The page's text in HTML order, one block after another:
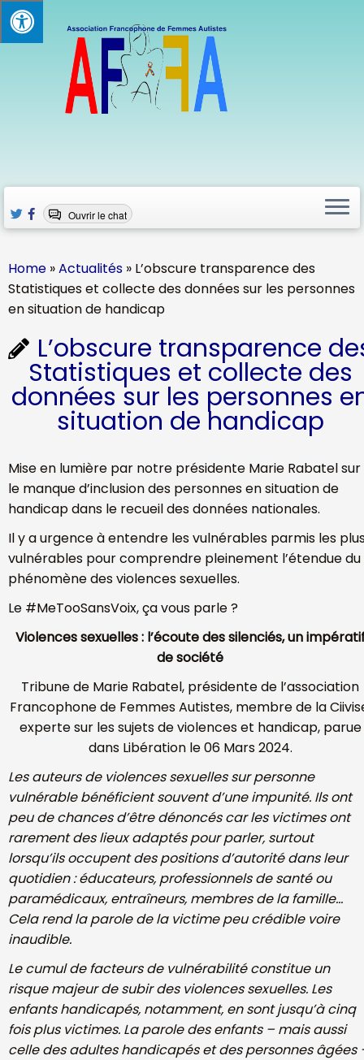
Skip
to
Ouvrir le chat
Home »Actualités » L’obscure transparence des
Statistiques et collecte des données sur les personnes
en situation de handicap
L’obscure transparence
Statistiques et collecte des
données sur les personnes
situation de handicap
Mise en lumière par notre présidente Marie Rabatel sur
le manque d’inclusion des personnes en situation de
handicap dans le recueil des données nationales.
Il y a urgence à entendre les vulnérables parmis les
vulnérables pour comprendre pleinement l’étendue du
phénomène des violences sexuelles.
Le #MeTooSansVoix, ça vous parle ?
Violences sexuelles : l’écoute des silenciés, un
de société
Tribune de Marie Rabatel, présidente de l’association
Francophone de Femmes Autistes, membre de la
experte sur les sujets de violences et handicap, parue
dans Libération le 06 Mars 2024.
Les auteurs de violences sexuelles surpersonne
vulnérable bénéficientsouvent d’une impunité. Ils ont
peu de chances d’être dénoncés car les victimes ont
rarement des lieux adaptés pour parler, surtout
lorsqu’ilsoccupent des positions d’autorité dans leur
quotidien : éducateurs, professionnels de santé ou
paramédicaux, entraîneurs, membres de lafamille…
Cela rend la parole de la victime peu crédible voire
inaudible.
Le cumul de facteurs de vulnérabilité constitue un
risque majeur de subir des violences sexuelles. Les
enfants handicapés, notamment, en sont jusqu’àcinq
fois plus victimes. La parole des enfants – mais aussi
celle des adultes handicapés et des personnes âgées